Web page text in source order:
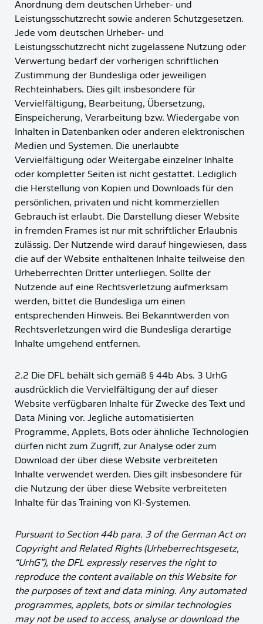
Anordnung dem deutschen Urheber- und
Leistungsschutzrecht sowie anderen Schutzgesetzen.
Jede vom deutschen Urheber- und
Leistungsschutzrecht nicht zugelassene Nutzung oder
Verwertung bedarf der vorherigen schriftlichen
Zustimmung der Bundesliga oder jeweiligen
Rechteinhabers. Dies gilt insbesondere für
Vervielfältigung, Bearbeitung, Übersetzung,
Einspeicherung, Verarbeitung bzw. Wiedergabe von
Inhalten in Datenbanken oder anderen elektronischen
Medien und Systemen. Die unerlaubte
Vervielfältigung oder Weitergabe einzelner Inhalte
oder kompletter Seiten ist nicht gestattet. Lediglich
die Herstellung von Kopien und Downloads für den
persönlichen, privaten und nicht kommerziellen
Gebrauch ist erlaubt. Die Darstellung dieser Website
in fremden Frames ist nur mit schriftlicher Erlaubnis
zulässig. Der Nutzende wird darauf hingewiesen, dass
die auf der Website enthaltenen Inhalte teilweise den
Urheberrechten Dritter unterliegen. Sollte der
Nutzende auf eine Rechtsverletzung aufmerksam
werden, bittet die Bundesliga um einen
entsprechenden Hinweis. Bei Bekanntwerden von
Rechtsverletzungen wird die Bundesliga derartige
Inhalte umgehend entfernen.
2.2 Die DFL behält sich gemäß § 44b Abs. 3 UrhG
ausdrücklich die Vervielfältigung der auf dieser
Website verfügbaren Inhalte für Zwecke des Text und
Data Mining vor. Jegliche automatisierten
Programme, Applets, Bots oder ähnliche Technologien
dürfen nicht zum Zugriff, zur Analyse oder zum
Download der über diese Website verbreiteten
Inhalte verwendet werden. Dies gilt insbesondere für
die Nutzung der über diese Website verbreiteten
Inhalte für das Training von KI-Systemen.
Pursuant to Section 44b para. 3 of the German Act on
Copyright and Related Rights (Urheberrechtsgesetz,
“UrhG”), the DFL expressly reserves the right to
reproduce the content available on this Website for
the purposes of text and data mining. Any automated
programmes, applets, bots or similar technologies
may not be used to access, analyse or download the